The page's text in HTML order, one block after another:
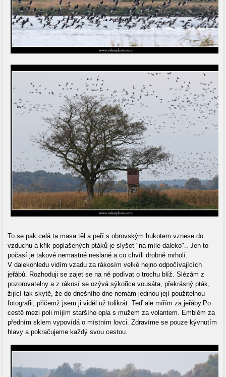
To se pak celá ta masa těl a peří s obrovským hukotem vznese do
vzduchu a křik poplašených ptáků je slyšet "na míle daleko".. Jen to
počasí je takové nemastné neslané a co chvíli drobně mrholí.
V dalekohledu vidím vzadu za rákosím velké hejno odpočívajících
jeřábů. Rozhoduji se zajet se na ně podívat o trochu blíž. Slézám z
pozorovatelny a z rákosí se ozývá sýkořice vousáta, překrásný pták,
žijící tak skytě, že do dnešního dne nemám jedinou její použitelnou
fotografii, přičemž jsem ji viděl už tolikrát. Teď ale mířím za jeřáby.Po
cestě mezi poli míjím staršího opla s mužem za volantem. Emblém za
předním sklem vypovídá o místním lovci. Zdravíme se pouze kývnutím
hlavy a pokračujeme každý svou cestou.